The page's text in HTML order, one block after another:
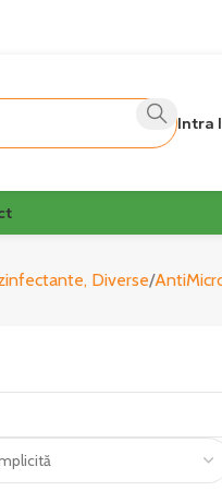
Intra
Diverse